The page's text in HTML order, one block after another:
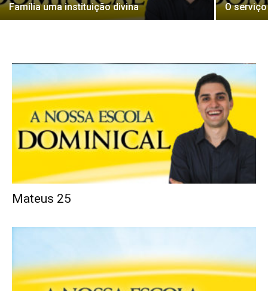
Família uma instituição divina O
Mateus 25